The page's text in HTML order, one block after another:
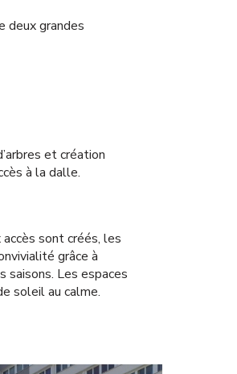
deux grandes
et création
à la dalle.
sont créés, les
grâce à
Les espaces
soleil au calme.